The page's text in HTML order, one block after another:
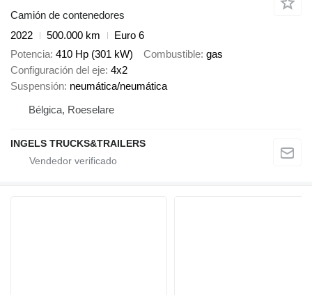
Camión de contenedores
2022
500.000 km
Euro 6
Potencia 410 Hp (301 kW) Combustible gas
Configuración del eje 4x2
Suspensión neumática/neumática
Bélgica, Roeselare
INGELS TRUCKS&TRAILERS